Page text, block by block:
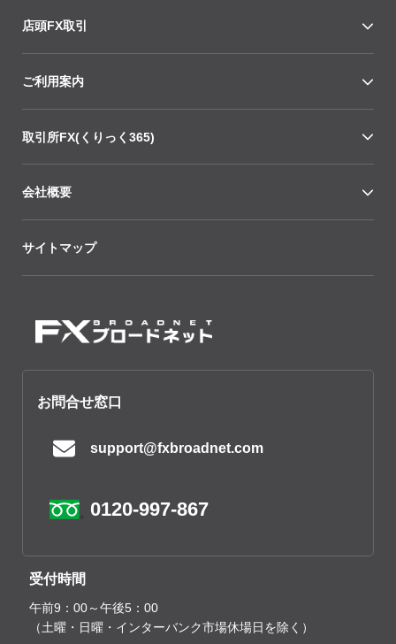
店頭FX取引
ご利用案内
取引所FX(くりっく365)
会社概要
サイトマップ
お問合せ窓口
support@fxbroadnet.com
0120-997-867
受付時間
午前9：00～午後5：00
（土曜・日曜・インターバンク市場休場日を除く）